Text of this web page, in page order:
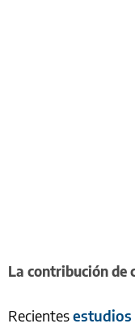
La contribución de
Recientesestudios